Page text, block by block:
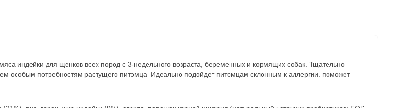
индейки для щенков всех пород с 3-недельного возраста, беременных и кормящих собак. Тщательно
особым потребностям растущего питомца. Идеально подойдет питомцам склонным к аллергии, поможет